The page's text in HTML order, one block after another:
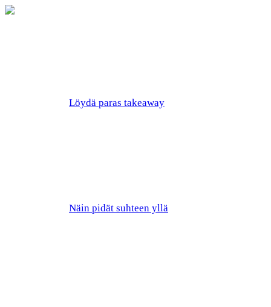
Löydä paras takeaway
Näin pidät suhteen yllä